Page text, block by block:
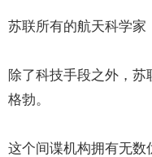
苏联所有的航天科学家
除了科技手段之外，
格勃。
这个间谍机构拥有无